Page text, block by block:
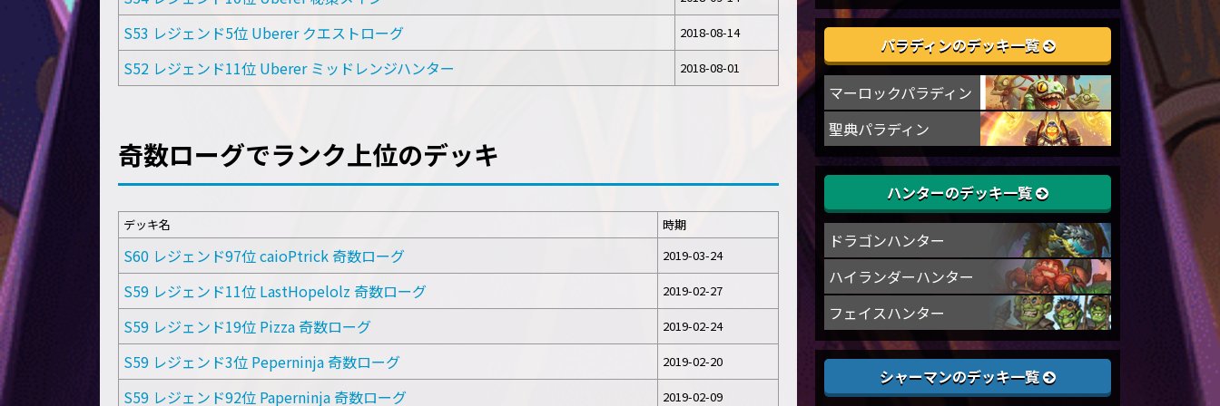
S53 レジェンド5位 Uberer クエストローグ 2018-08-14
S52 レジェンド11位 Uberer ミッドレンジハンター 2018-08-01
奇数ローグでランク上位のデッキ
デッキ名 時期
S60 レジェンド97位 caioPtrick 奇数ローグ 2019-03-24
S59 レジェンド11位 LastHopelolz 奇数ローグ 2019-02-27
S59 レジェンド19位 Pizza 奇数ローグ 2019-02-24
S59 レジェンド3位 Peperninja 奇数ローグ 2019-02-20
S59 レジェンド92位 Paperninja 奇数ローグ 2019-02-09
パラディンのデッキ一覧
マーロックパラディン
聖典パラディン
ハンターのデッキ一覧
ドラゴンハンター
ハイランダーハンター
フェイスハンター
シャーマンのデッキ一覧